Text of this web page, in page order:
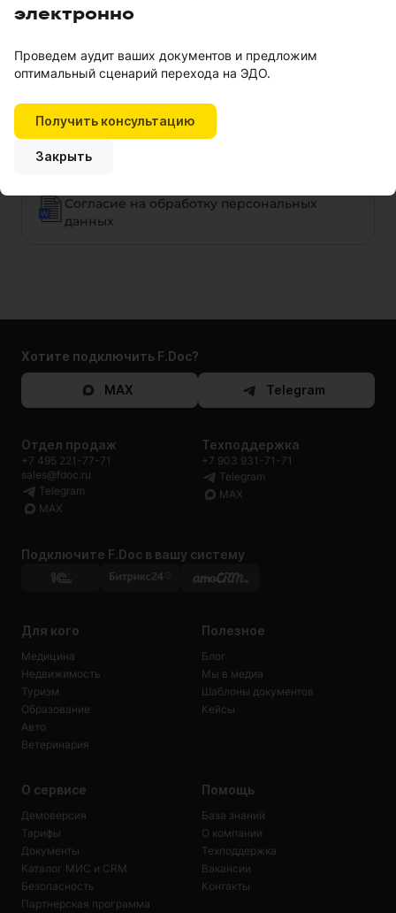
Акт оказанных услуг для физического лица
Согласие на обработку персональных
данных
Хотите подключить F.Doc?
MAX Telegram
Подключите F.Doc в вашу систему
Отдел продаж
+7 495 221-77-71
sales@fdoc.ru
Telegram
MAX
Техподдержка
+7 903 931-71-71
Telegram
MAX
Для кого
Медицина
Недвижимость
Туризм
Образование
Авто
Ветеринария
Полезное
Блог
Мы в медиа
Шаблоны документов
Кейсы
О сервисе
Демоверсия
Тарифы
Документы
Каталог МИС и CRM
Безопасность
Партнерская программа
Помощь
База знаний
О компании
Техподдержка
Вакансии
Контакты
электронно
Проведем аудит ваших документов и предложим
оптимальный сценарий перехода на ЭДО.
Получить консультацию
Закрыть